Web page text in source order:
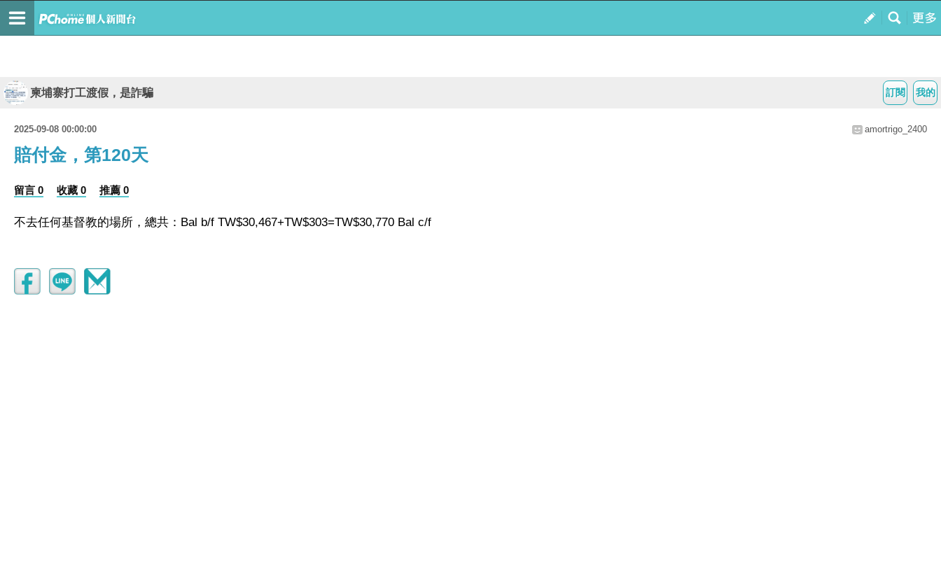
我的
訂閱
柬埔寨打工渡假，是詐騙
2025-09-08 00:00:00 amortrigo_2400
賠付金，第120天
留言 0 收藏 0 推薦 0
不去任何基督教的場所，總共：Bal b/f TW$30,467+TW$303=TW$30,770 Bal c/f